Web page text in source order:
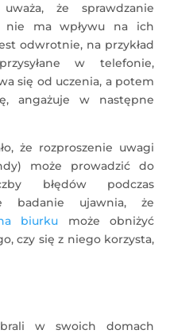
że sprawdzanie
nie ma wpływu na ich
odwrotnie, na przykład
w telefonie,
się od uczenia, a potem
angażuje w następne
że rozproszenie uwagi
może prowadzić do
błędów podczas
badanie ujawnia, że
biurku może obniżyć
czy się z niego korzysta,
w swoich domach